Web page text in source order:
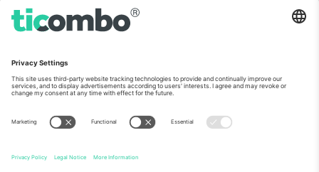
Totleben 53-55, 1606 Sofia,
Bulgaria
Building A1, Office 302, Dubai,
Mexico
Av Chapultepec 360, Roma
Norte, Cuauhtémoc, 06700
Ciudad de México, CDMX,
Mexico
პლატფორმის პროვაიდერის იურიდიული პირი იცვლება